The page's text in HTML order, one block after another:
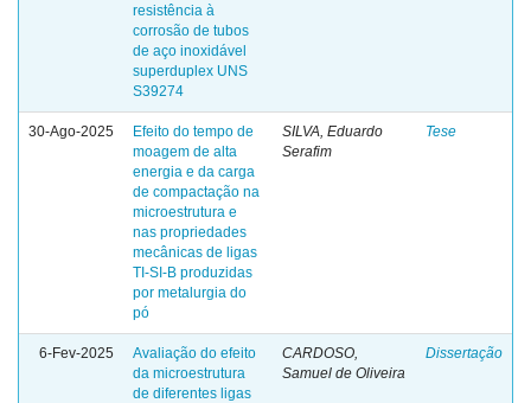
resistência à
corrosão de tubos
de aço inoxidável
superduplex UNS
S39274
30-Ago-2025
Efeito do tempo de
moagem de alta
energia e da carga
de compactação na
microestrutura e
nas propriedades
mecânicas de ligas
TI-SI-B produzidas
por metalurgia do
pó
SILVA, Eduardo
Serafim
Tese
6-Fev-2025
Avaliação do efeito
da microestrutura
de diferentes ligas
CARDOSO,
Samuel de Oliveira
Dissertação